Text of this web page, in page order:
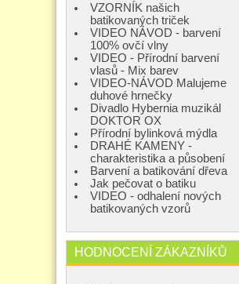
VZORNÍK našich
batikovaných triček
VIDEO NÁVOD - barvení
100% ovčí vlny
VIDEO - Přírodní barvení
vlasů - Mix barev
VIDEO-NÁVOD Malujeme
duhové hrnečky
Divadlo Hybernia muzikál
DOKTOR OX
Přírodní bylinková mýdla
DRAHÉ KAMENY -
charakteristika a působení
Barvení a batikování dřeva
Jak pečovat o batiku
VIDEO - odhalení nových
batikovaných vzorů
HODNOCENÍ ZÁKAZNÍKŮ